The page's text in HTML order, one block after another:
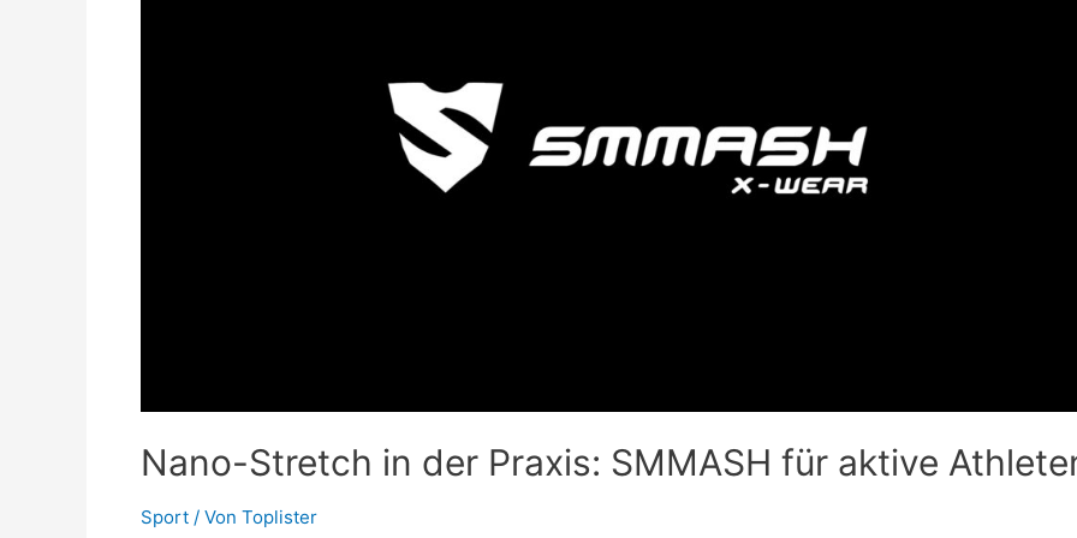
Nano-Stretch in der Praxis: SMMASH für aktive
Sport / Von Toplister